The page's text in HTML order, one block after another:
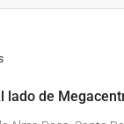
lado de